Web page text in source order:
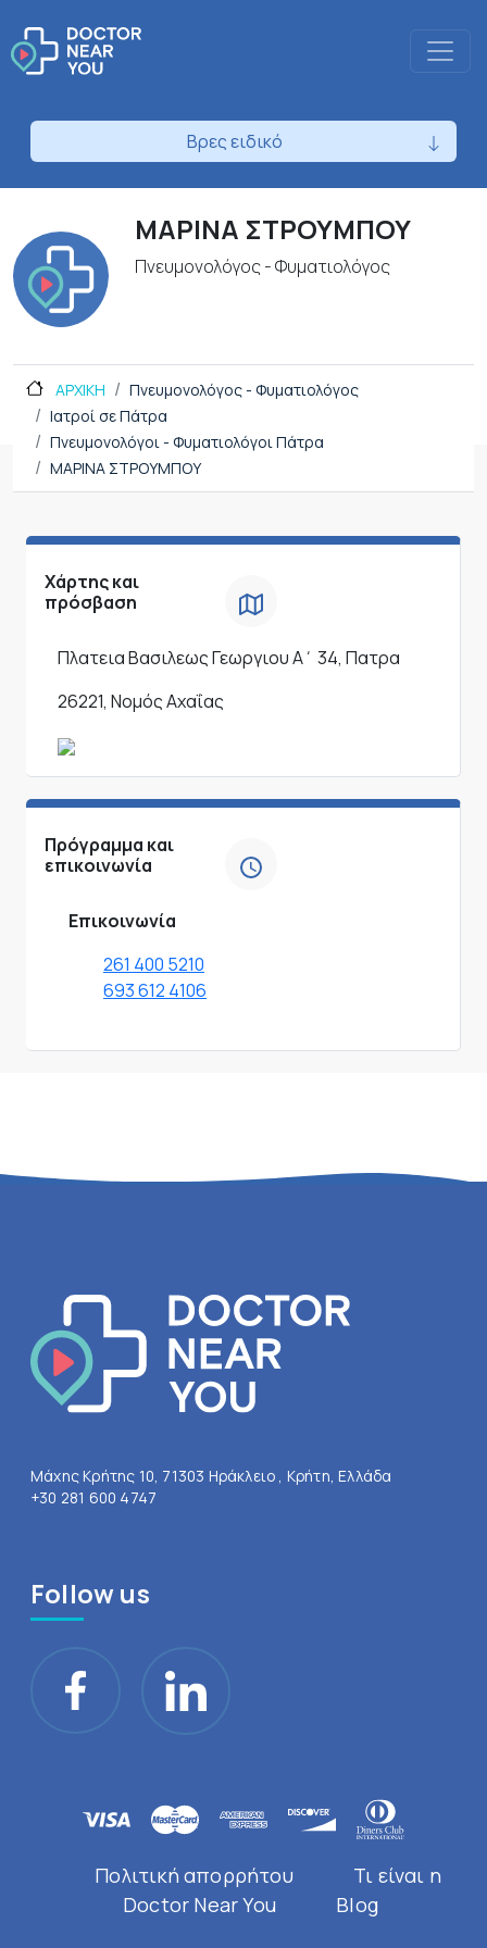
Βρες ειδικό
ΜΑΡΙΝΑ ΣΤΡΟΥΜΠΟΥ
Πνευμονολόγος - Φυματιολόγος
ΑΡΧΙΚΗ
Πνευμονολόγος - Φυματιολόγος
Ιατροί σε Πάτρα
Πνευμονολόγοι - Φυματιολόγοι Πάτρα
ΜΑΡΙΝΑ ΣΤΡΟΥΜΠΟΥ
Χάρτης και
πρόσβαση
Πλατεια Βασιλεως Γεωργιου Α΄ 34, Πατρα
26221, Νομός Αχαΐας
Πρόγραμμα και
επικοινωνία
Επικοινωνία
261 400 5210
693 612 4106
Μάχης Κρήτης 10, 71303 Ηράκλειο , Κρήτη, Ελλάδα
+30 281 600 4747
Follow us
Πολιτική απορρήτου
Τι είναι η
Doctor Near You
Blog